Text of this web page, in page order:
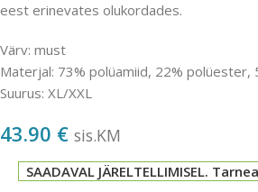
eest erinevates olukordades.
Värv: must
Materjal: 73% polüamiid, 22% polüester,
Suurus: XL/XXL
43.90 € sis.KM
SAADAVAL JÄRELTELLIMISEL.